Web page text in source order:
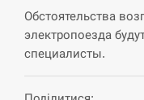
СЕРПЕНЬ
12:23
Обстоятельства
электропоезда
специалисты.